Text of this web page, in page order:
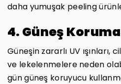
daha yumuşak peeling
4. Güneş
Güneşin zararlı UV
ve lekelenmelere neden
gün güneş koruyucu